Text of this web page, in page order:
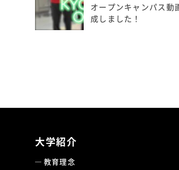
オープンキャンパス動
成しました！
大学紹介
教育理念